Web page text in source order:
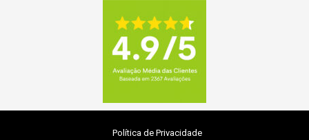
Política de Privacidade